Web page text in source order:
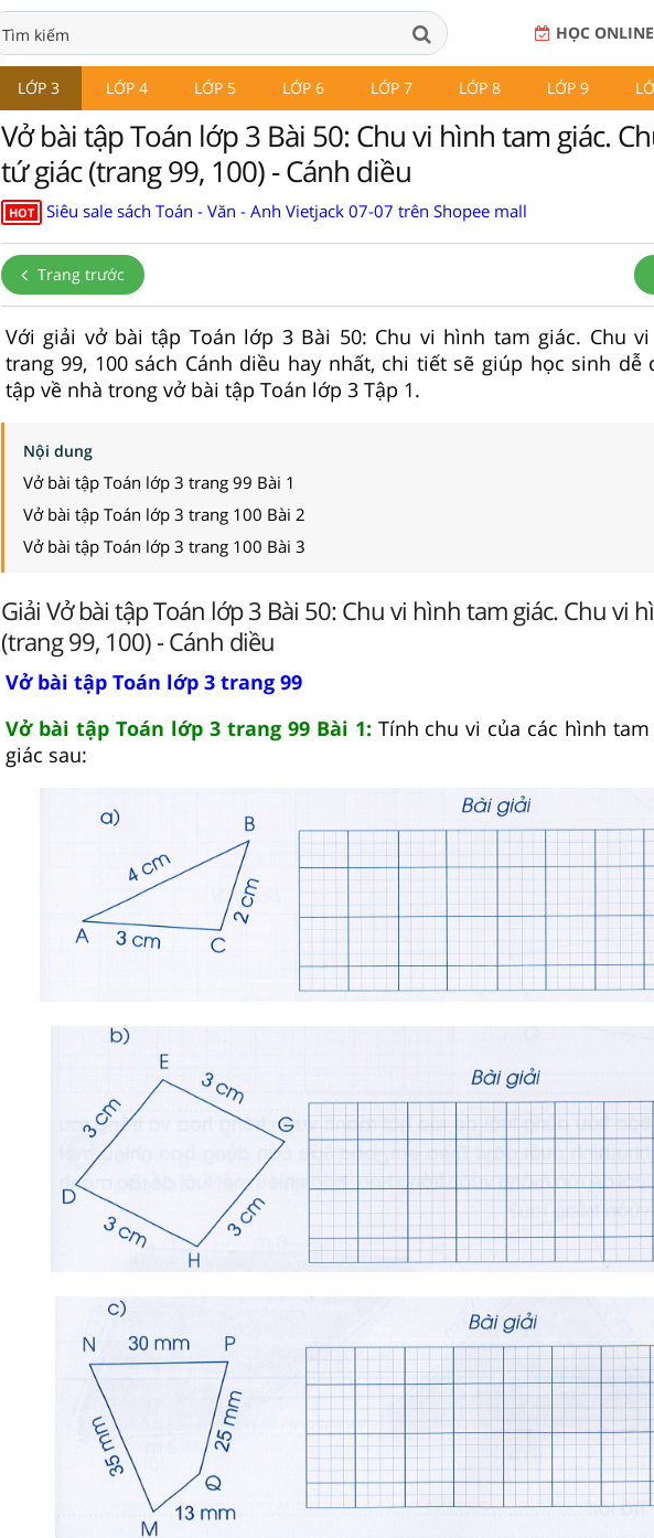
HỌC ONLINE
LỚP 3 LỚP 4 LỚP 5 LỚP 6 LỚP 7 LỚP 8 LỚP 9
Vở bài tập Toán lớp 3 Bài 50: Chu vi hình tam giác.
tứ giác (trang 99, 100) - Cánh diều
HOT Siêu sale sách Toán - Văn - Anh Vietjack 07-07 trên Shopee mall
Trang trước
Với giải vở bài tập Toán lớp 3 Bài 50: Chu vi hình tam giác. Chu
trang 99, 100 sách Cánh diều hay nhất, chi tiết sẽ giúp học sinh dễ
tập về nhà trong vở bài tập Toán lớp 3 Tập 1.
Nội dung
Vở bài tập Toán lớp 3 trang 99 Bài 1
Vở bài tập Toán lớp 3 trang 100 Bài 2
Vở bài tập Toán lớp 3 trang 100 Bài 3
Giải Vở bài tập Toán lớp 3 Bài 50: Chu vi hình tam giác. Chu vi
(trang 99, 100) - Cánh diều
Vở bài tập Toán lớp 3 trang 99
Vở bài tập Toán lớp 3 trang 99 Bài 1: Tính chu vi của các hình
giác sau: